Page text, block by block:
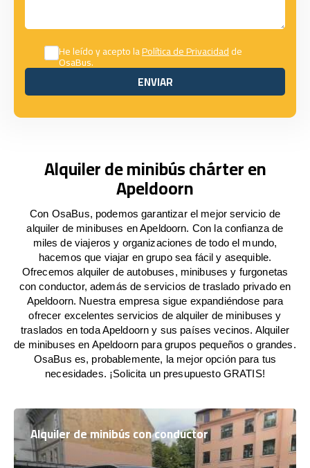
He leído y acepto laPolítica de Privacidadde
OsaBus.
ENVIAR
ENVIAR
Alquiler de minibús chárter en
Apeldoorn
Con OsaBus, podemos garantizar el mejor servicio de
alquiler de minibuses en Apeldoorn. Con la confianza de
miles de viajeros y organizaciones de todo el mundo,
hacemos que viajar en grupo sea fácil y asequible.
Ofrecemos alquiler de autobuses, minibuses y furgonetas
con conductor, además de servicios de traslado privado en
Apeldoorn. Nuestra empresa sigue expandiéndose para
ofrecer excelentes servicios de alquiler de minibuses y
traslados en toda Apeldoorn y sus países vecinos. Alquiler
de minibuses en Apeldoorn para grupos pequeños o grandes.
OsaBus es, probablemente, la mejor opción para tus
necesidades. ¡Solicita un presupuesto GRATIS!
Alquiler de minibús con conductor